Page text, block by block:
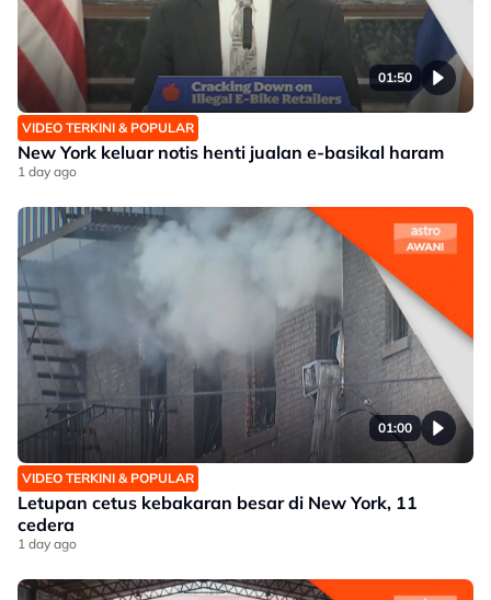
01:50
VIDEO TERKINI & POPULAR
New York keluar notis henti jualan e-basikal haram
1 day ago
01:00
VIDEO TERKINI & POPULAR
Letupan cetus kebakaran besar di New York, 11
cedera
1 day ago